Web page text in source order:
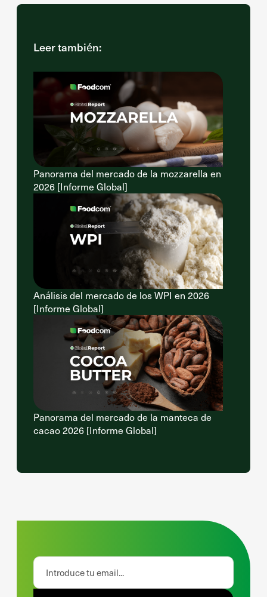
Leer también:
Panorama del mercado de la mozzarella en
2026 [Informe Global]
Análisis del mercado de los WPI en 2026
[Informe Global]
Panorama del mercado de la manteca de
cacao 2026 [Informe Global]